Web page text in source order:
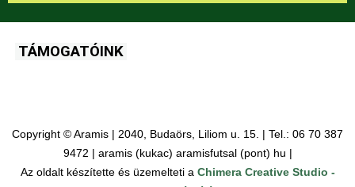
TÁMOGATÓINK
Copyright © Aramis | 2040, Budaörs, Liliom u. 15. | Tel.: 06 70 387
9472 | aramis (kukac) aramisfutsal (pont) hu |
Az oldalt készítette és üzemelteti a Chimera Creative Studio -